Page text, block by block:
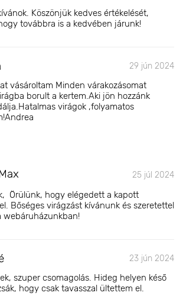
Köszönjük kedves értékelését,
továbbra is a kedvében járunk!
29 jún 2024
vásároltam Minden várakozásomat
borult a kertem.Aki jön hozzánk
virágok ,folyamatos
25 júl 2024
Örülünk, hogy elégedett a kapott
Bőséges virágzást kívánunk és szeretettel
webáruházunkban!
23 jún 2024
szuper csomagolás. Hideg helyen késő
hogy csak tavasszal ültettem el.